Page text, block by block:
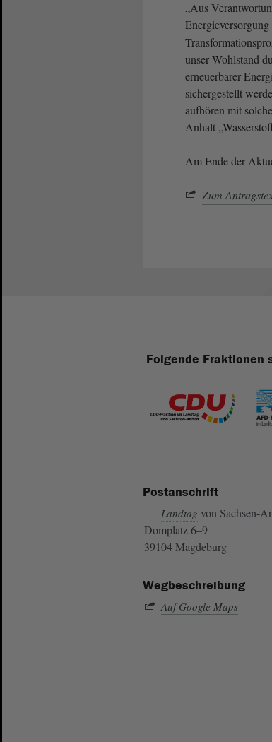
„Aus
unser Wohlstand
erneuerbarer
sichergestellt
aufhören mit
Anhalt
Am Ende der
Zum
Folgende Fraktionen
Postanschrift
Landtag von Sachsen-
Domplatz 6–9
39104 Magdeburg
Wegbeschreibung
Auf Google Maps